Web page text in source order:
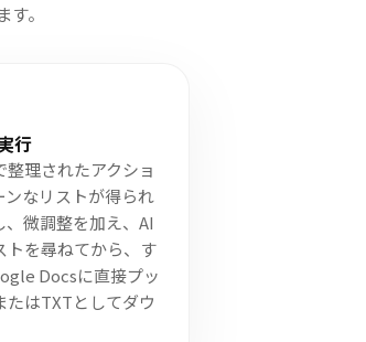
。
行
理されたアクショ
ンなリストが得られ
、微調整を加え、AI
トを尋ねてから、す
Docsに直接プッ
たはTXTとしてダウ